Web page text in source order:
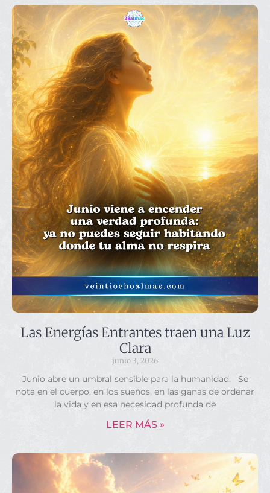
Las Energías Entrantes traen una Luz
Clara
junio 3, 2026
Junio abre un umbral sensible para la humanidad. Se
nota en el cuerpo, en los sueños, en las ganas de ordenar
la vida y en esa necesidad profunda de
LEER MÁS »